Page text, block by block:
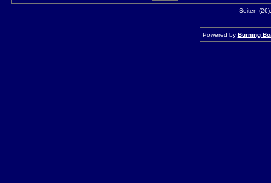
Seiten
Powered by Burning